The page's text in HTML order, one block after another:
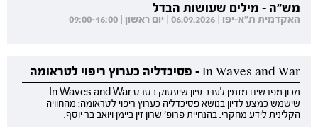
מש"ה - מילים שעושות הבדל
האקדמית ת"א-יפו | 06.09.2026 | יום ראשון | 09:00-16:00
In Waves and War - פסיכדליה כערוץ ריפוי לטראומה
מכון מפרשים מזמין לערב עיון שיעסוק בסרט In Waves and War
שישמש כמצע לדיון בנושא פסיכדליה כערוץ ריפוי לטראומה: מהחוויה
הקלינית לידע מחקרי. בהנחיית פרופ' שרון זין ביימן ויואב בר יוסף.